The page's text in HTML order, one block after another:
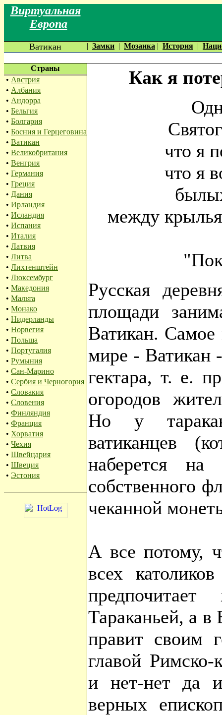
Виртуальная
Европа
Ватикан | Замки | Мозаика | История |
Страны
• Австрия
• Албания
• Андорра
• Бельгия
• Болгария
• Босния и Герцеговина
• Ватикан
• Великобритания
• Венгрия
• Германия
• Греция
• Дания
• Ирландия
• Исландия
• Испания
• Италия
• Латвия
• Литва
• Лихтенштейн
• Люксембург
• Македония
• Мальта
• Монако
• Нидерланды
• Норвегия
• Польша
• Португалия
• Румыния
• Сан-Марино
• Сербия и Черногория
• Словакия
• Словения
• Финляндия
• Франция
• Хорватия
• Чехия
• Швейцария
• Швеция
• Эстония
Как я
что я
что я
между
Русская
площади
Ватикан. Самое
мире - Ватикан
гектара, т. е.
огородов
Но у
ватиканцев
наберется на
собственного
чеканной
А все потому,
всех
Тараканьей, а в
правит своим
главой Римско-
и нет-нет да
верных